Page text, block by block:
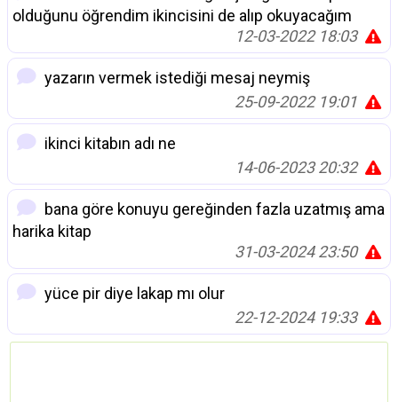
olduğunu öğrendim ikincisini de alıp okuyacağım
12-03-2022 18:03
yazarın vermek istediği mesaj neymiş
25-09-2022 19:01
ikinci kitabın adı ne
14-06-2023 20:32
bana göre konuyu gereğinden fazla uzatmış ama
harika kitap
31-03-2024 23:50
yüce pir diye lakap mı olur
22-12-2024 19:33